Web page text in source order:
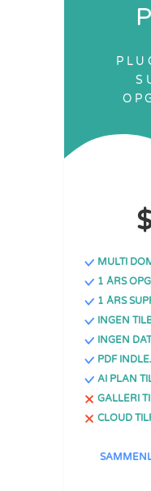
MULTI
1 ÅRS
1 ÅRS
INGEN
INGEN
PDF
AI PLAN
GALLERI
CLOUD